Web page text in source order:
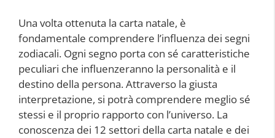
Una volta ottenuta la carta natale, è
fondamentale comprendere l’influenza dei segni
zodiacali. Ogni segno porta con sé caratteristiche
peculiari che influenzeranno la personalità e il
destino della persona. Attraverso la giusta
interpretazione, si potrà comprendere meglio sé
stessi e il proprio rapporto con l’universo. La
conoscenza dei 12 settori della carta natale e dei